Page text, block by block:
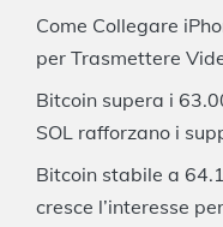
Come Collegare
per Trasmettere
Bitcoin supera i
SOL rafforzano i
Bitcoin stabile a
cresce l’interesse